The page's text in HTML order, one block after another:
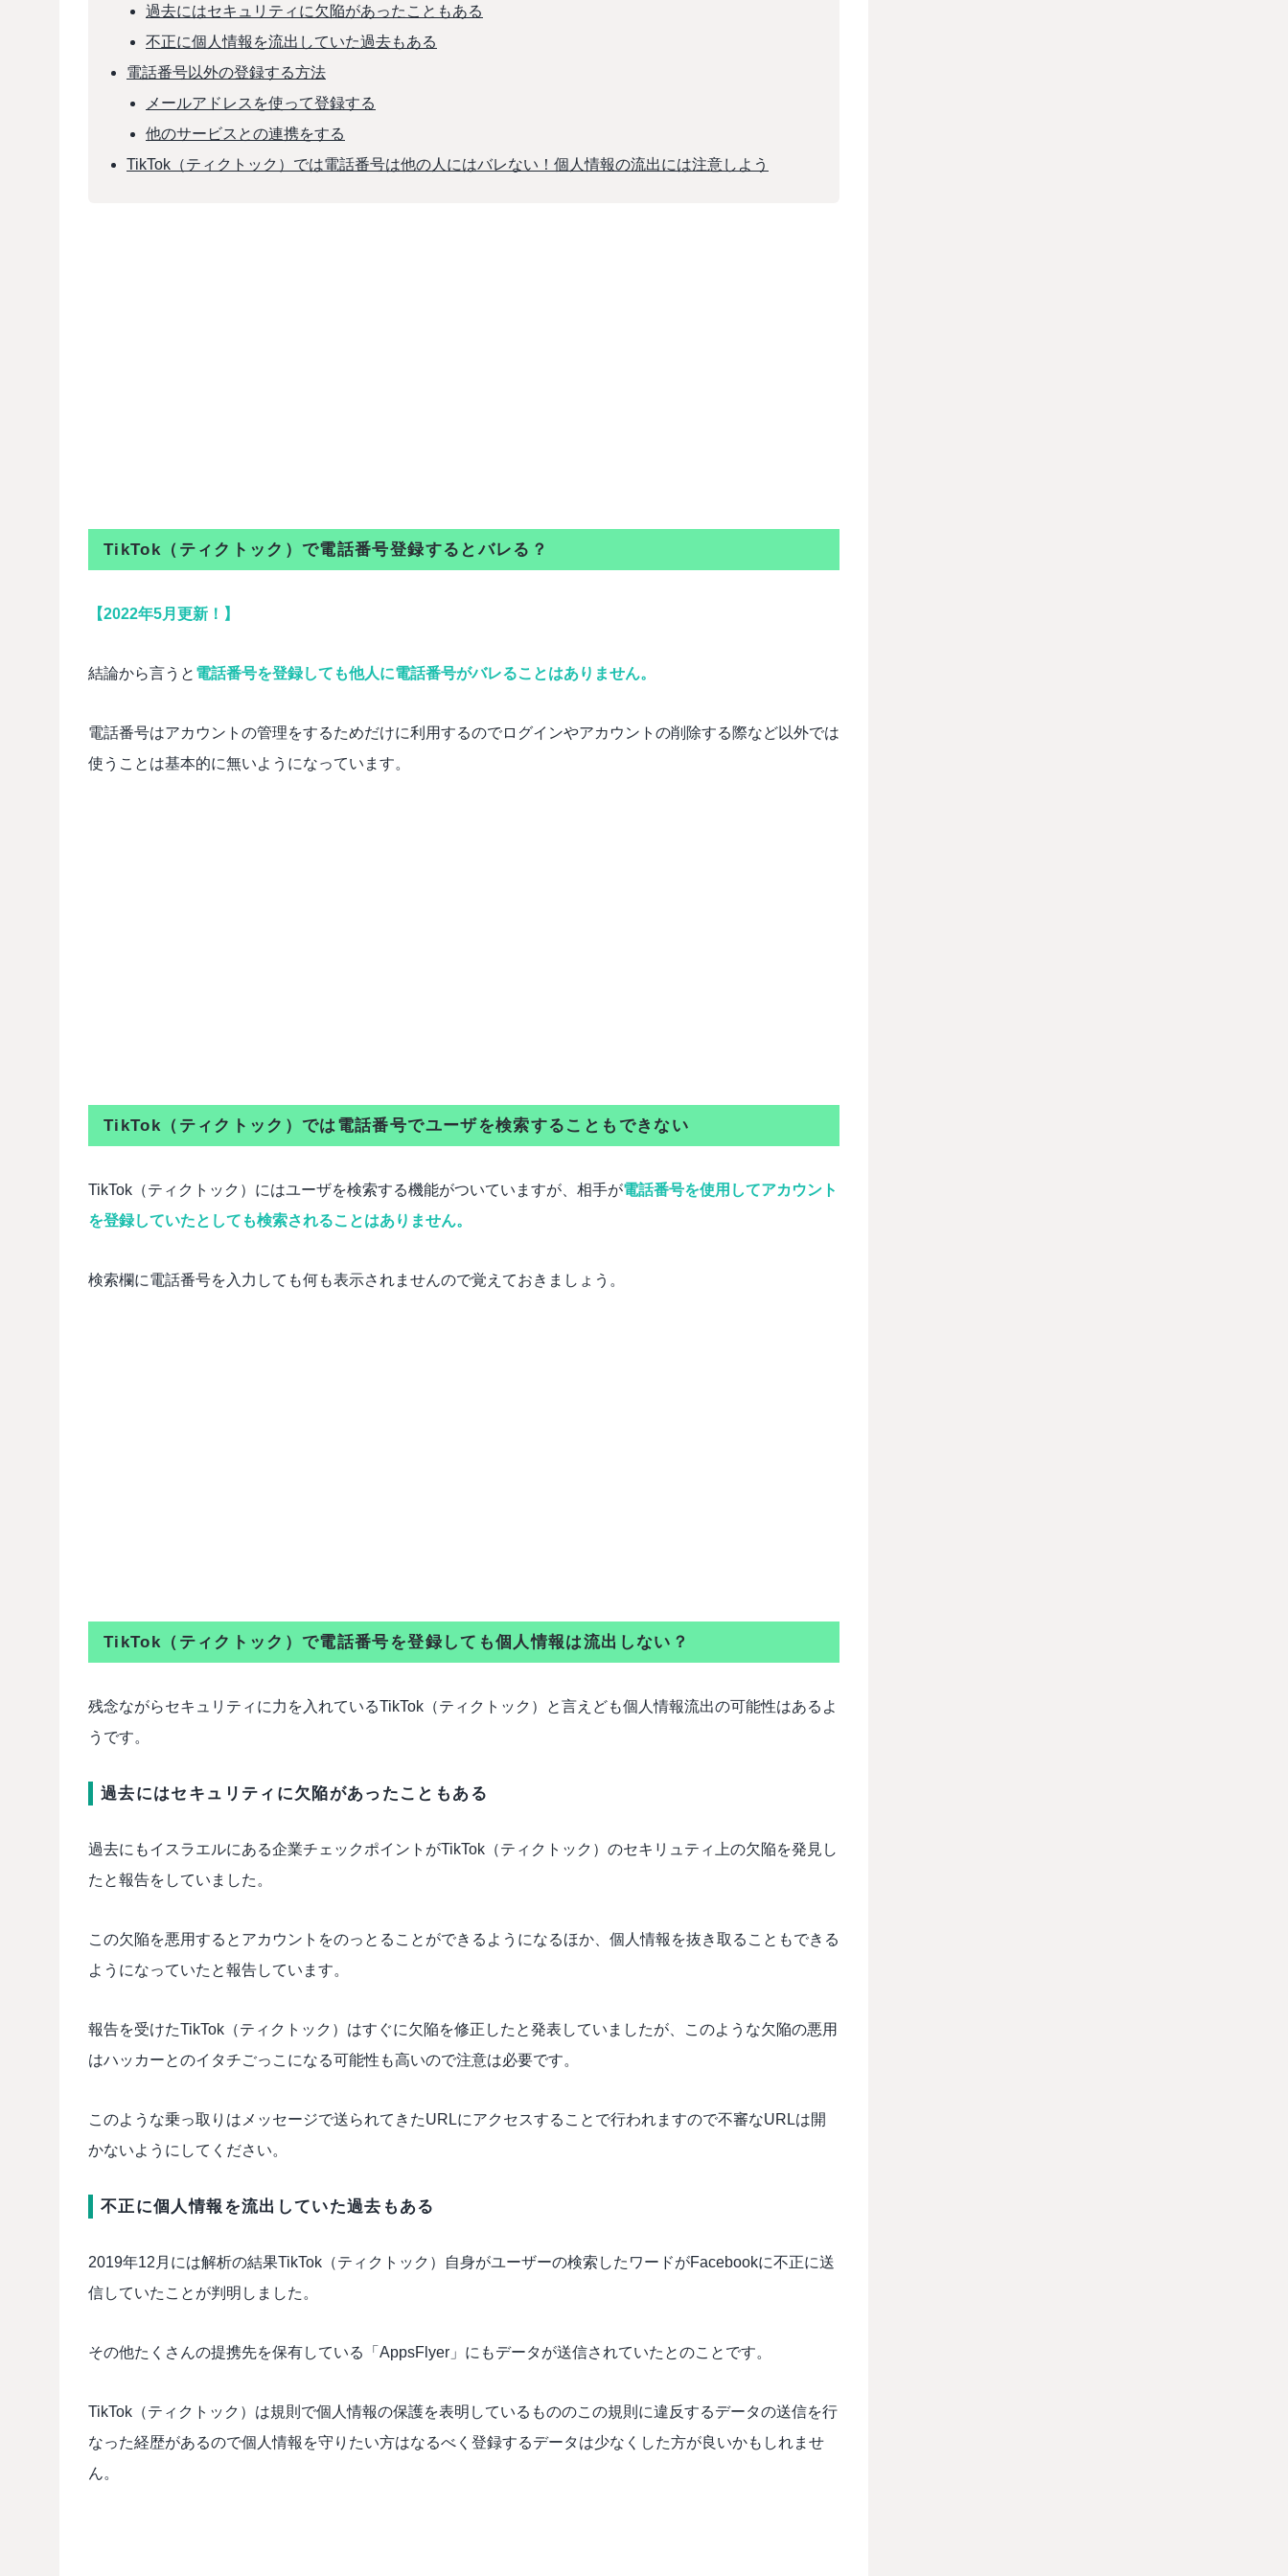
過去にはセキュリティに欠陥があったこともある
不正に個人情報を流出していた過去もある
電話番号以外の登録する方法
メールアドレスを使って登録する
他のサービスとの連携をする
TikTok（ティクトック）では電話番号は他の人にはバレない！個人情報の流出には注意しよう
TikTok（ティクトック）で電話番号登録するとバレる？
【2022年5月更新！】
結論から言うと 電話番号を登録しても他人に電話番号がバレることはありません。
電話番号はアカウントの管理をするためだけに利用するのでログインやアカウントの削除する際など以外では
使うことは基本的に無いようになっています。
TikTok（ティクトック）では電話番号でユーザを検索することもできない
TikTok（ティクトック）にはユーザを検索する機能がついていますが、相手が電話番号を使用してアカウント
を登録していたとしても検索されることはありません。
検索欄に電話番号を入力しても何も表示されませんので覚えておきましょう。
TikTok（ティクトック）で電話番号を登録しても個人情報は流出しない？
残念ながらセキュリティに力を入れているTikTok（ティクトック）と言えども個人情報流出の可能性はあるよ
うです。
過去にはセキュリティに欠陥があったこともある
過去にもイスラエルにある企業チェックポイントがTikTok（ティクトック）のセキリュティ上の欠陥を発見し
たと報告をしていました。
この欠陥を悪用するとアカウントをのっとることができるようになるほか、個人情報を抜き取ることもできる
ようになっていたと報告しています。
報告を受けたTikTok（ティクトック）はすぐに欠陥を修正したと発表していましたが、このような欠陥の悪用
はハッカーとのイタチごっこになる可能性も高いので注意は必要です。
このような乗っ取りはメッセージで送られてきたURLにアクセスすることで行われますので不審なURLは開
かないようにしてください。
不正に個人情報を流出していた過去もある
2019年12月には解析の結果TikTok（ティクトック）自身がユーザーの検索したワードがFacebookに不正に送
信していたことが判明しました。
その他たくさんの提携先を保有している「AppsFlyer」にもデータが送信されていたとのことです。
TikTok（ティクトック）は規則で個人情報の保護を表明しているもののこの規則に違反するデータの送信を行
なった経歴があるので個人情報を守りたい方はなるべく登録するデータは少なくした方が良いかもしれませ
ん。